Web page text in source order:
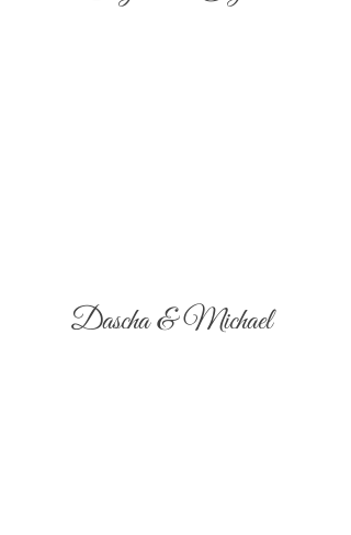
Dascha & Michael